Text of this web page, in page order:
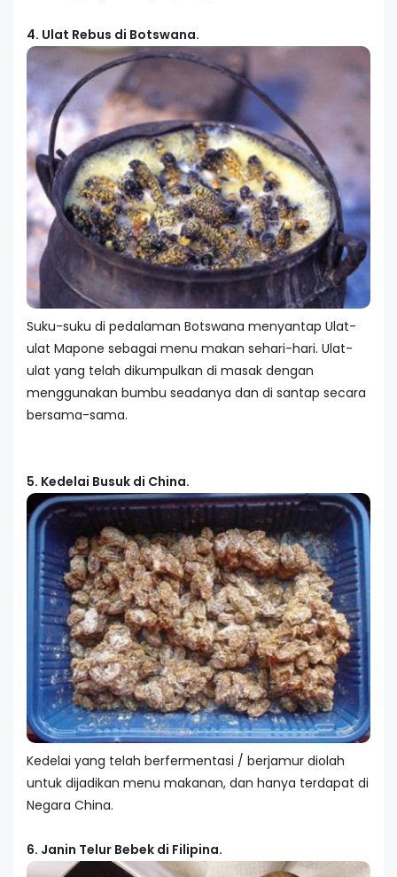
4. Ulat Rebus di Botswana.
Suku-suku di pedalaman Botswana menyantap Ulat-
ulat Mapone sebagai menu makan sehari-hari. Ulat-
ulat yang telah dikumpulkan di masak dengan
menggunakan bumbu seadanya dan di santap secara
bersama-sama.
5. Kedelai Busuk di China.
Kedelai yang telah berfermentasi / berjamur diolah
untuk dijadikan menu makanan, dan hanya terdapat di
Negara China.
6. Janin Telur Bebek di Filipina.